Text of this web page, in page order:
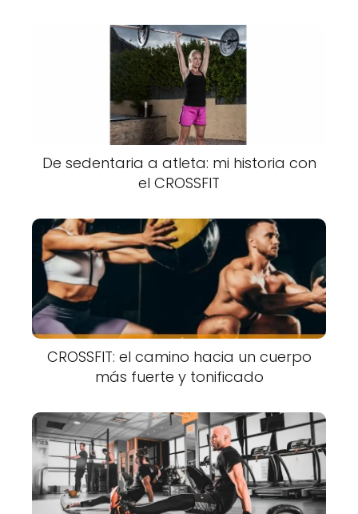
De sedentaria a atleta: mi historia con
el CROSSFIT
CROSSFIT: el camino hacia un cuerpo
más fuerte y tonificado